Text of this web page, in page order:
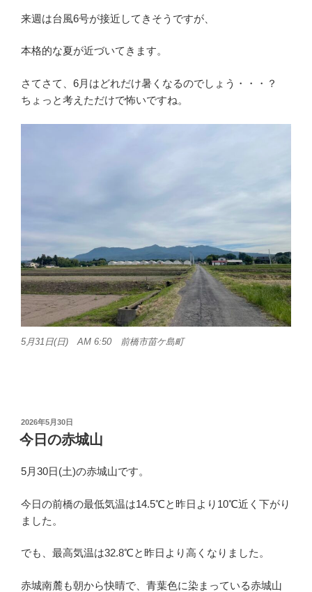
来週は台風6号が接近してきそうですが、
本格的な夏が近づいてきます。
さてさて、6月はどれだけ暑くなるのでしょう・・・？
ちょっと考えただけで怖いですね。
5月31日(日) AM 6:50 前橋市苗ケ島町
投
稿
日:
2026年5月30日
今日の赤城山
5月30日(土)の赤城山です。
今日の前橋の最低気温は14.5℃と昨日より10℃近く下がり
ました。
でも、最高気温は32.8℃と昨日より高くなりました。
赤城南麓も朝から快晴で、青葉色に染まっている赤城山